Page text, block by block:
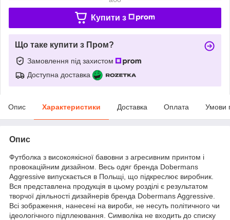
Купити з
Що таке купити з Пром?
Замовлення під захистом
Доступна доставка
Опис Характеристики Доставка Оплата Умови
Опис
Футболка з високоякісної бавовни з агресивним принтом і
провокаційним дизайном. Весь одяг бренда Dobermans
Aggressive випускається в Польщі, що підкреслює виробник.
Вся представлена продукція в цьому розділі є результатом
творчої діяльності дизайнерів бренда Dobermans Aggressive.
Всі зображення, нанесені на вироби, не несуть політичного чи
ідеологічного підплеювання. Символіка не входить до списку